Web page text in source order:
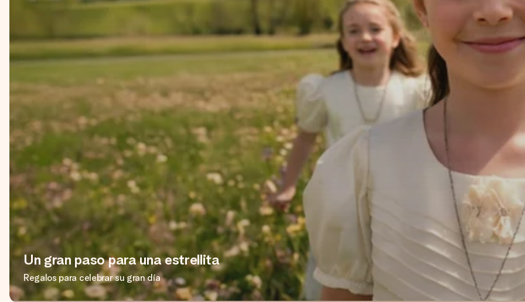
Un gran paso para una estrellita
Regalos para celebrar su gran día